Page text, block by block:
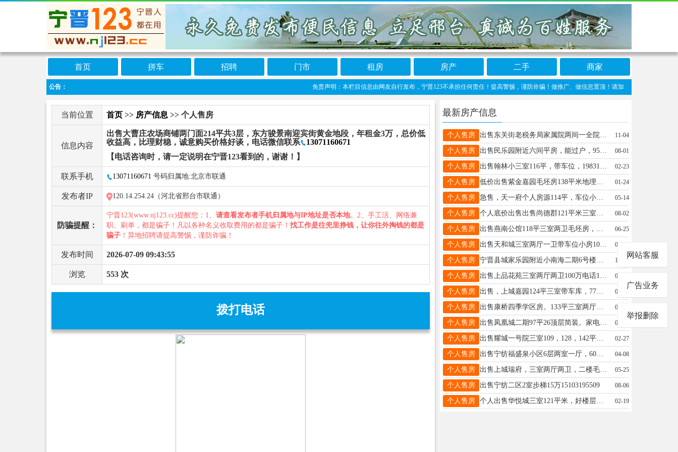
首页 拼车 招聘 门市 租房 房产 二手 商家
公告： 免责声明：本栏目信息由网友自行发布，宁晋123不承担任何责任！提高警惕，谨防诈骗！做推广、做信息置顶！请加宁晋123客服微信：
当前位置 首页 >> 房产信息 >> 个人售房
信息内容
出售大曹庄农场商铺两门面214平共3层，东方骏景南迎宾街黄金地段，年租金3万，总价低
收益高，比理财稳，诚意购买价格好谈，电话微信联系
13071160671
【电话咨询时，请一定说明在宁晋123看到的，谢谢！】
联系手机 13071160671 号码归属地:北京市联通
发布者IP 120.14.254.24（河北省邢台市联通）
防骗提醒：
宁晋123(www.nj123.cc)提醒您：1、 请查看发布者手机归属地与IP地址是否本地。2、手工活、网络兼
职、刷单，都是骗子！凡以各种名义收取费用的都是骗子！ 找工作是往兜里挣钱，让你往外掏钱的都是
骗子 ！异地招聘请提高警惕，谨防诈骗！
发布时间 2026-07-09 09:43:55
浏览 553 次
拨打电话
最新房产信息
个人售房 出售东关街老税务局家属院两间一全院，全款40w，有意者请联系13230956712 11-04
个人售房 出售民乐园附近六间平房，能过户，95万，看房电话15833494632 08-01
个人售房 出售翰林小三室116平，带车位，19831372010 02-23
个人售房 低价出售紫金嘉园毛坯房138平米地理位置最优临近凤凰公园和信合商厦，诚心请拨13001850461 01-24
个人售房 急售，天一府个人房源114平，车位小房都有产权，有意者电话联系，19220838986 05-14
个人售房 个人底价出售出售尚德郡121平米三室两厅两卫，带车位小房，中间好楼层，五证齐全，可办贷款，免费过户，当前已封顶，准现房，明年交房，详询15830100926.非诚勿扰 08-02
个人售房 出售燕南公馆118平三室两卫毛坯房，中间楼层带车位，总款90万，首付即可，详询15226863023微信同号 06-25
个人售房 出售天和城三室两厅一卫带车位小房100万，电话15833704016 07-03
个人售房 宁晋县城家乐园附近小南海二期6号楼出售4层118平米单元楼水电暖齐全。联系电话15931493359李 12-05
个人售房 出售上品花苑三室两厅两卫100万电话15833704016 08-05
个人售房 出售，上城嘉园124平三室带车库，77万，首付10万即可，电话15803290833 07-10
个人售房 出售康桥四季学区房。133平三室两厅两卫洋房精装修带全屋欧式家具小房，南北通透全天阳光，有证过户费低，房价高，高，高，想找便宜房的勿扰，诚心买联系13231906859 01-21
个人售房 出售凤凰城二期97平26顶层简装。家电齐全便宜出售平时用不到了很少住电话15227622301 08-22
个人售房 出售耀城一号院三室109，128，142平总款60多起首付即可一手房手续☎️15227615307 02-27
个人售房 出售宁纺福盛泉小区6层两室一厅，60平，家电齐全，拎包入住，物业服务好，生活便利，联系电话13293139073 04-08
个人售房 出售上城瑞府，三室两厅两卫，二楼毛坯，双阳卧，契税满二有证，车位小房，19030396897 05-25
个人售房 出售宁纺二区2室步梯15万15103195509 08-06
个人售房 个人出售华悦城三室121平米，好楼层带车位、小房，总款102万，含更名，首付28万左右，办清手续即可交房17732988874 02-19
网站客服
广告业务
举报删除